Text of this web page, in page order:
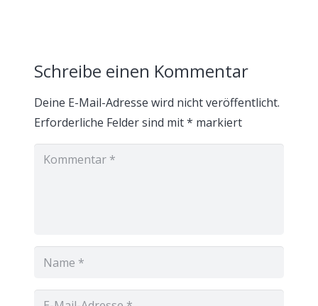
Schreibe einen Kommentar
Deine E-Mail-Adresse wird nicht veröffentlicht.
Erforderliche Felder sind mit* markiert